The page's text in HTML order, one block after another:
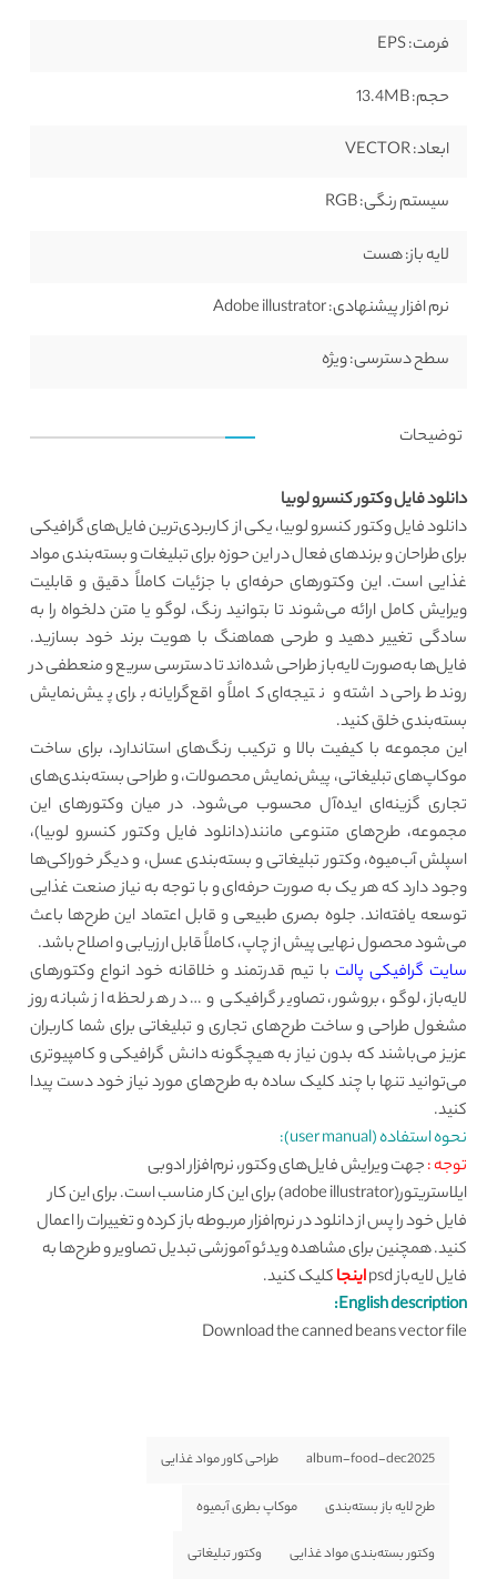
فرمت:
حجم:
ابعاد:
سیستم رنگی:
لایه باز:هست
نرم افزار پیشنهادی:
سطح دسترسی:ویژه
توضیحات
دانلود فایل وکتور کنسرو لوبیا
دانلود فایل وکتور کنسرو لوبیا، یکی از کاربردی‌ترین فایل‌های گرافیکی
برای طراحان و برندهای فعال در این حوزه برای تبلیغات و بسته‌بندی مواد
غذایی است. این وکتورهای حرفه‌ای با جزئیات کاملاً دقیق و قابلیت
ویرایش کامل ارائه می‌شوند تا بتوانید رنگ، لوگو یا متن دلخواه را به
سادگی تغییر دهید و طرحی هماهنگ با هویت برند خود بسازید.
فایل‌ها به‌صورت لایه‌باز طراحی شده‌اند تا دسترسی سریع و منعطفی در
روند طراحی داشته و نتیجه‌ای کاملاً واقع‌گرایانه برای پیش‌نمایش
بسته‌بندی خلق کنید.
این مجموعه با کیفیت بالا و ترکیب رنگ‌های استاندارد، برای ساخت
موکاپ‌های تبلیغاتی، پیش‌نمایش محصولات، و طراحی بسته‌بندی‌های
تجاری گزینه‌ای ایده‌آل محسوب می‌شود. در میان وکتورهای این
مجموعه، طرح‌های متنوعی مانند(دانلود فایل وکتور کنسرو لوبیا)،
اسپلش آب‌میوه، وکتور تبلیغاتی و بسته‌بندی عسل، و دیگر خوراکی‌ها
وجود دارد که هر یک به صورت حرفه‌ای و با توجه به نیاز صنعت غذایی
توسعه یافته‌اند. جلوه بصری طبیعی و قابل اعتماد این طرح‌ها باعث
می‌شود محصول نهایی پیش از چاپ، کاملاً قابل ارزیابی و اصلاح باشد.
سایت گرافیکی پالتبا تیم قدرتمند و خلاقانه خود انواع وکتورهای
لایه‌باز، لوگو، بروشور، تصاویر گرافیکی و … در هر لحظه از شبانه روز
مشغول طراحی و ساخت طرح‌های تجاری و تبلیغاتی برای شما کاربران
عزیز می‌باشند که بدون نیاز به هیچگونه دانش گرافیکی و کامپیوتری
می‌توانید تنها با چند کلیک ساده به طرح‌های مورد نیاز خود دست پیدا
کنید.
نحوه استفاده (user manual):
توجه :جهت ویرایش فایل‌های وکتور، نرم‌افزار ادوبی
ایلاستریتور(adobe illustrator) برای این کار مناسب است. برای این کار
فایل خود را پس از دانلود در نرم‌افزار مربوطه باز کرده و تغییرات را اعمال
کنید. همچنین برای مشاهده ویدئو آموزشی تبدیل تصاویر و طرح‌ها به
فایل لایه‌باز psd
اینجاکلیک کنید.
English description:
Download the canned beans vector file
album-food-dec2025 طراحی کاور مواد غذایی
طرح لایه باز بسته‌بندی موکاپ بطری آبمیوه
وکتور بسته‌بندی مواد غذایی وکتور تبلیغاتی